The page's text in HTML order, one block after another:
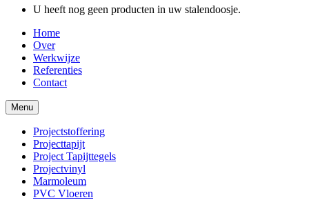
U heeft nog geen producten in uw stalendoosje.
Home
Over
Werkwijze
Referenties
Contact
Menu
Projectstoffering
Projecttapijt
Project Tapijttegels
Projectvinyl
Marmoleum
PVC Vloeren